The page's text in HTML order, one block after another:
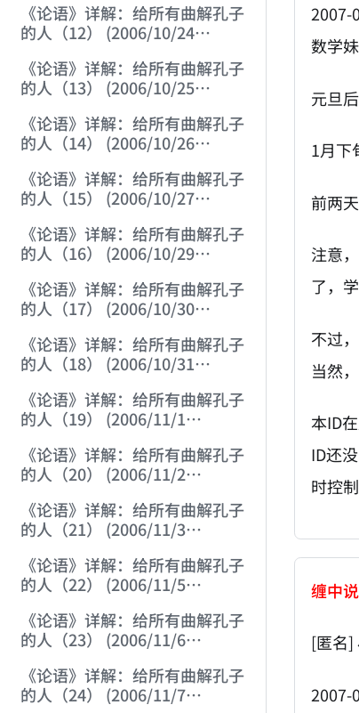
《论语》详解：给所有曲解孔子
的人（12） (2006/10/24
《论语》详解：给所有曲解孔子
的人（13） (2006/10/25
《论语》详解：给所有曲解孔子
的人（14） (2006/10/26
《论语》详解：给所有曲解孔子
的人（15） (2006/10/27
《论语》详解：给所有曲解孔子
的人（16） (2006/10/29
《论语》详解：给所有曲解孔子
的人（17） (2006/10/30
《论语》详解：给所有曲解孔子
的人（18） (2006/10/31
《论语》详解：给所有曲解孔子
的人（19） (2006/11/1
《论语》详解：给所有曲解孔子
的人（20） (2006/11/2
《论语》详解：给所有曲解孔子
的人（21） (2006/11/3
《论语》详解：给所有曲解孔子
的人（22） (2006/11/5
《论语》详解：给所有曲解孔子
的人（23） (2006/11/6
《论语》详解：给所有曲解孔子
的人（24） (2006/11/7
2007-
数学
元旦
1月下
前两
注意
了，
不过
当然
本ID
ID还
时控
缠中
[匿名]
2007-